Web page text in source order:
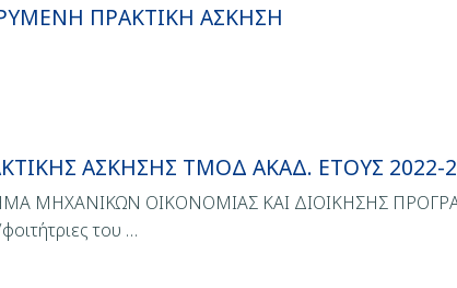
ΠΡΑΚΤΙΚΗ ΑΣΚΗΣΗ
ΑΣΚΗΣΗΣ ΤΜΟΔ ΑΚΑΔ. ΕΤΟΥΣ 2022-
ΜΗΧΑΝΙΚΩΝ ΟΙΚΟΝΟΜΙΑΣ ΚΑΙ ΔΙΟΙΚΗΣΗΣ
του …